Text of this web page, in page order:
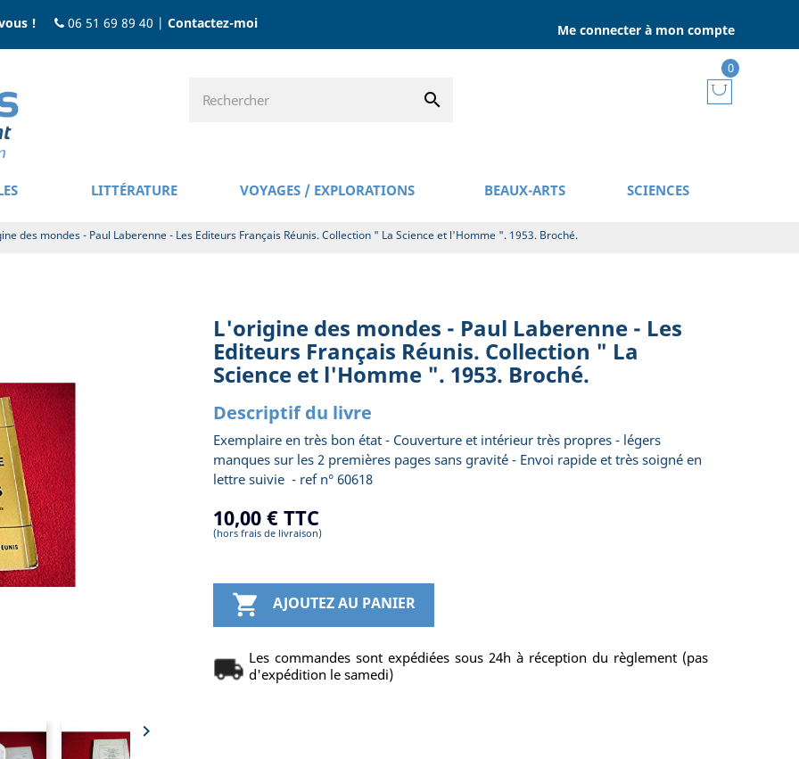
! 06 51 69 89 40 | Contactez-moi Me connecter à mon compte

0
LITTÉRATURE VOYAGES / EXPLORATIONS BEAUX-ARTS SCIENCES
des mondes - Paul Laberenne - Les Editeurs Français Réunis. Collection " La Science et l'Homme ". 1953. Broché.

L'origine des mondes - Paul Laberenne - Les
Editeurs Français Réunis. Collection " La
Science et l'Homme ". 1953. Broché.
Descriptif du livre
Exemplaire en très bon état - Couverture et intérieur très propres - légers
manques sur les 2 premières pages sans gravité - Envoi rapide et très soigné en
lettre suivie - ref n° 60618
10,00 € TTC
(hors frais de livraison)
 AJOUTEZ AU PANIER
Les commandes sont expédiées sous 24h à réception du règlement (pas
d'expédition le samedi)